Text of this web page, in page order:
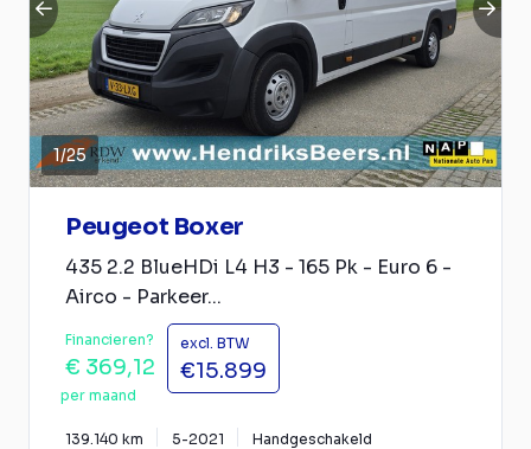
1/25
Peugeot Boxer
435 2.2 BlueHDi L4 H3 - 165 Pk - Euro 6 -
Airco - Parkeer...
Financieren?
€ 369,12
per maand
excl. BTW
€15.899
139.140 km 5-2021 Handgeschakeld